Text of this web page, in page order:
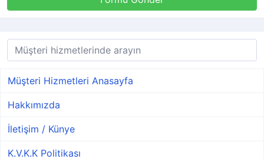
Müşteri Hizmetleri Anasayfa
Hakkımızda
İletişim / Künye
K.V.K.K Politikası